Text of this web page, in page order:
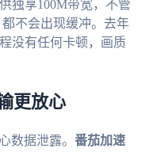
独享100M带宽，不管
不会出现缓冲。去年
没有任何卡顿，画质
更放心
数据泄露。 番茄加速